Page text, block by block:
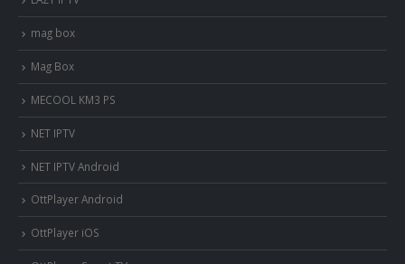
mag box
Mag Box
MECOOL KM3 PS
NET IPTV
NET IPTV Android
OttPlayer Android
OttPlayer iOS